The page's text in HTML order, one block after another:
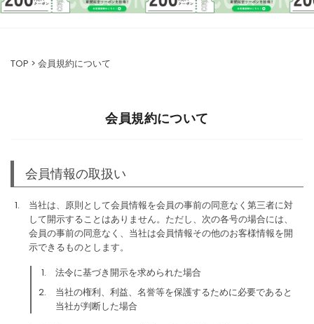
TOP 会員規約について
会員規約について
会員情報の取扱い
当社は、原則として会員情報を会員の事前の同意なく第三者に対
して開示することはありません。ただし、次の各号の場合には、
会員の事前の同意なく、当社は会員情報その他のお客様情報を開
示できるものとします。
法令に基づき開示を求められた場合
当社の権利、利益、名誉等を保護するために必要であると
当社が判断した場合